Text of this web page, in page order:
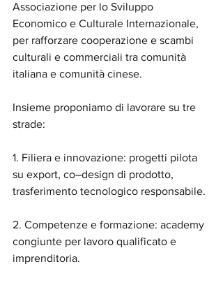
Associazione per lo Sviluppo
Economico e Culturale Internazionale,
per rafforzare cooperazione e scambi
culturali e commerciali tra comunità
italiana e comunità cinese.
Insieme proponiamo di lavorare su tre
strade:
1.⁠ ⁠Filiera e innovazione: progetti pilota
su export, co–design di prodotto,
trasferimento tecnologico responsabile.
2.⁠ ⁠Competenze e formazione: academy
congiunte per lavoro qualificato e
imprenditoria.